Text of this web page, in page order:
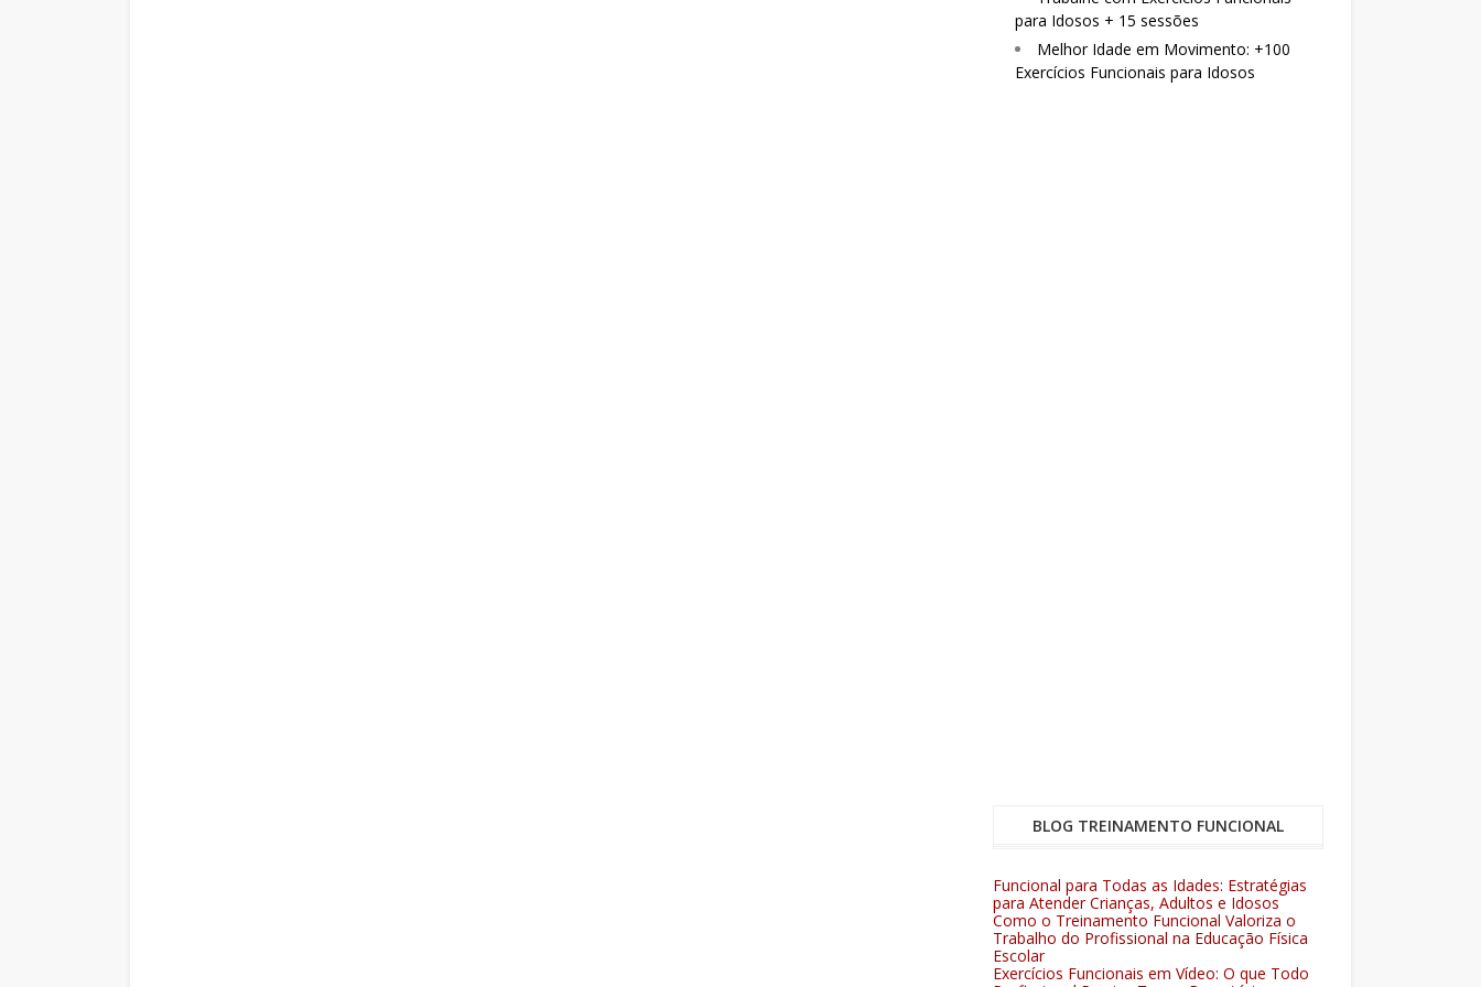
para Idosos + 15 sessões
Melhor Idade em Movimento: +100
Exercícios Funcionais para Idosos
BLOG TREINAMENTO FUNCIONAL
Funcional para Todas as Idades: Estratégias
para Atender Crianças, Adultos e Idosos
Como o Treinamento Funcional Valoriza o
Trabalho do Profissional na Educação Física
Escolar
Exercícios Funcionais em Vídeo: O que Todo